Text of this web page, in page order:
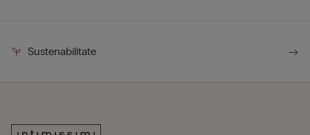
Sustenabilitate